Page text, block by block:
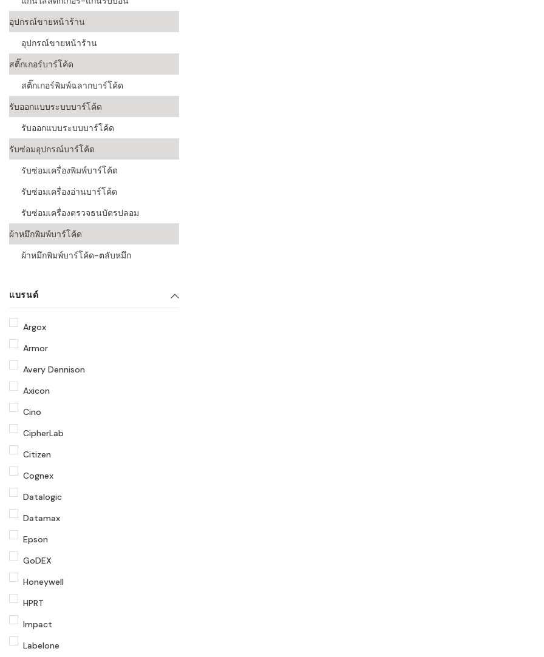
อุปกรณ์ขายหน้าร้าน
อุปกรณ์ขายหน้าร้าน
สติ๊กเกอร์บาร์โค้ด
สติ๊กเกอร์พิมพ์ฉลากบาร์โค้ด
รับออกแบบระบบบาร์โค้ด
รับออกแบบระบบบาร์โค้ด
รับซ่อมอุปกรณ์บาร์โค้ด
รับซ่อมเครื่องพิมพ์บาร์โค้ด
รับซ่อมเครื่องอ่านบาร์โค้ด
รับซ่อมเครื่องตรวจธนบัตรปลอม
ผ้าหมึกพิมพ์บาร์โค้ด
ผ้าหมึกพิมพ์บาร์โค้ด-ตลับหมึก
แบรนด์
Argox
Armor
Avery Dennison
Axicon
Cino
CipherLab
Citizen
Cognex
Datalogic
Datamax
Epson
GoDEX
Honeywell
HPRT
Impact
Labelone